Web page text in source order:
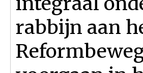
rabbijn aan